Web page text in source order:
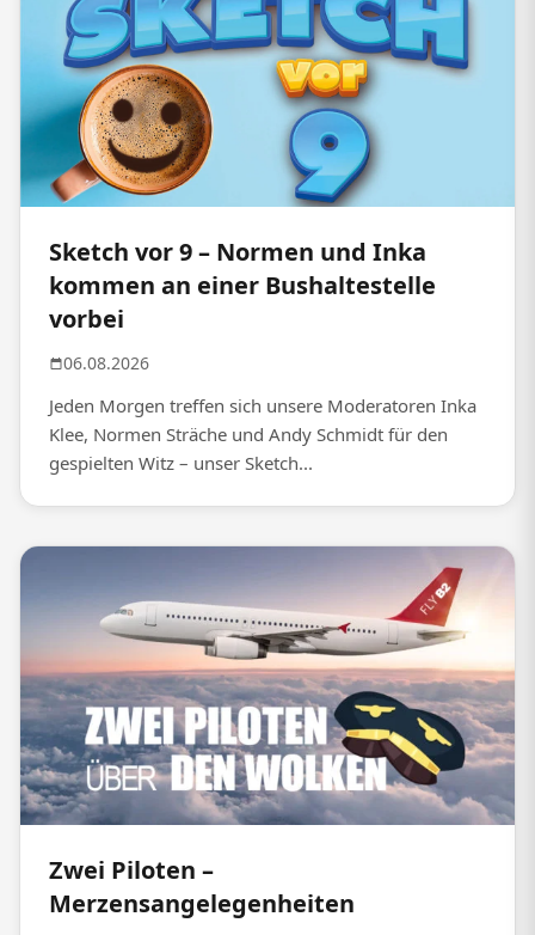
Sketch vor 9 – Normen und Inka
kommen an einer Bushaltestelle
vorbei
06.08.2026
Jeden Morgen treffen sich unsere Moderatoren Inka
Klee, Normen Sträche und Andy Schmidt für den
gespielten Witz – unser Sketch...
Zwei Piloten –
Merzensangelegenheiten